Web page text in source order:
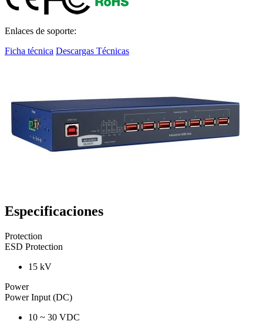
Enlaces de soporte:
Ficha técnica Descargas Técnicas
Especificaciones
Protection
ESD Protection
15 kV
Power
Power Input (DC)
10 ~ 30 VDC